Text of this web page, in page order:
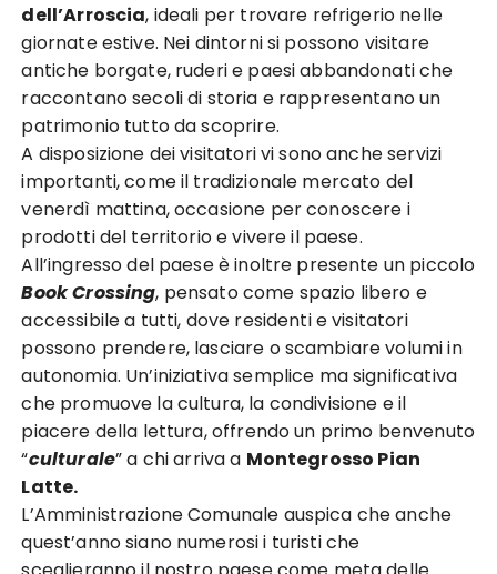
dell’Arroscia, ideali per trovare refrigerio nelle
giornate estive. Nei dintorni si possono visitare
antiche borgate, ruderi e paesi abbandonati che
raccontano secoli di storia e rappresentano un
patrimonio tutto da scoprire.
A disposizione dei visitatori vi sono anche servizi
importanti, come il tradizionale mercato del
venerdì mattina, occasione per conoscere i
prodotti del territorio e vivere il paese.
All’ingresso del paese è inoltre presente un piccolo
Book Crossing, pensato come spazio libero e
accessibile a tutti, dove residenti e visitatori
possono prendere, lasciare o scambiare volumi in
autonomia. Un’iniziativa semplice ma significativa
che promuove la cultura, la condivisione e il
piacere della lettura, offrendo un primo benvenuto
“culturale” a chi arriva a Montegrosso Pian
Latte.
L’Amministrazione Comunale auspica che anche
quest’anno siano numerosi i turisti che